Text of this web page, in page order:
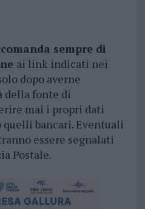
sempre di
ai link indicati nei
dopo averne
della fonte di
mai i propri dati
bancari. Eventuali
essere segnalati
Postale.